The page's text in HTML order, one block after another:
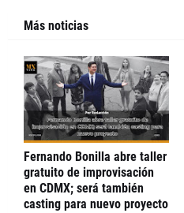
Más noticias
Fernando Bonilla abre taller
gratuito de improvisación
en CDMX; será también
casting para nuevo proyecto